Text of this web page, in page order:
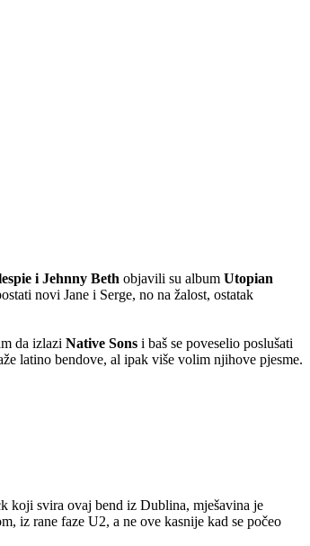
i Jehnny Beth objavili su album Utopian
novi Jane i Serge, no na žalost, ostatak
da izlazi Native Sons i baš se poveselio poslušati
latino bendove, al ipak više volim njihove pjesme.
koji svira ovaj bend iz Dublina, mješavina je
iz rane faze U2, a ne ove kasnije kad se počeo